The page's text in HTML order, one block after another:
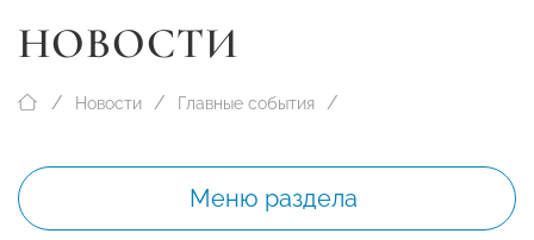
НОВОСТИ
Новости Главные события
Меню раздела